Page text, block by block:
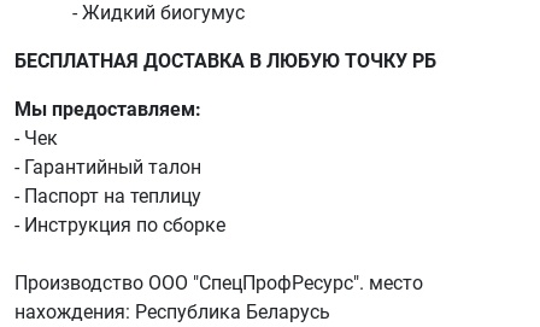
- Жидкий биогумус
БЕСПЛАТНАЯ ДОСТАВКА В ЛЮБУЮ ТОЧКУ РБ
Мы предоставляем:
- Чек
- Гарантийный талон
- Паспорт на теплицу
- Инструкция по сборке
Производство ООО "СпецПрофРесурс". место
нахождения: Республика Беларусь